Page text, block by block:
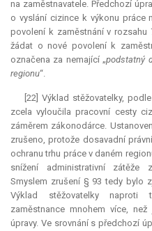
na zaměstnavatele. Předchozí
o vyslání cizince k výkonu práce
povolení k zaměstnání v rozsahu
žádat o nové povolení k
označena za nemající „podstatný
regionu“.
[22] Výklad stěžovatelky,
zcela vyloučila pracovní cesty
záměrem zákonodárce.
zrušeno, protože dosavadní
ochranu trhu práce v daném
snížení administrativní zátěže
Smyslem zrušení § 93 tedy bylo
Výklad stěžovatelky naproti
zaměstnance mnohem více,
úpravy. Ve srovnání s předchozí